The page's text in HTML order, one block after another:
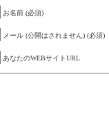
お名前 (必須)
メール (公開はされません) (必須)
あなたのWEBサイトURL